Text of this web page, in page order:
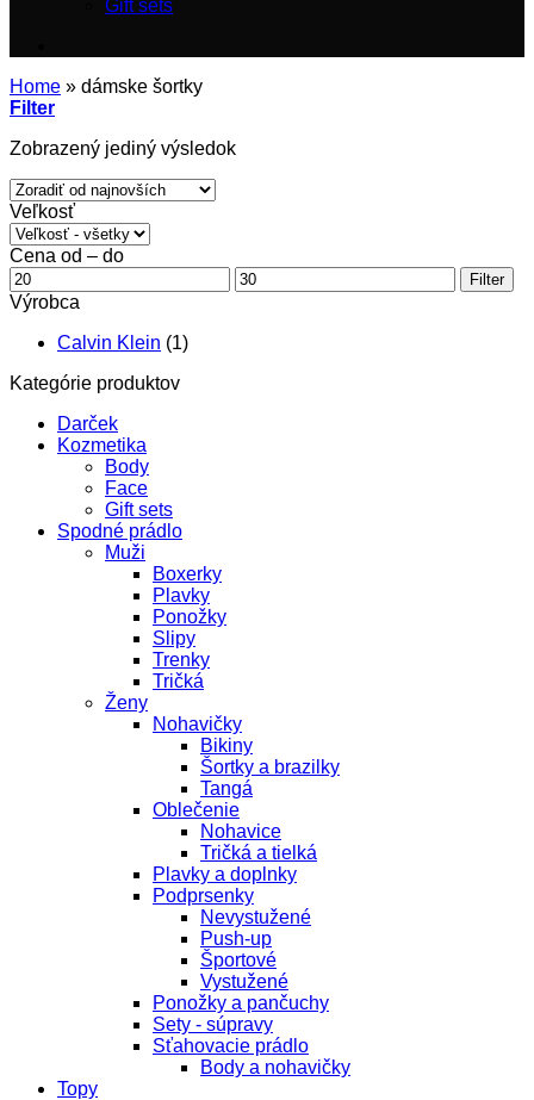
Gift sets
Home » dámske šortky
Filter
Zobrazený jediný výsledok
Veľkosť
Cena od – do
Minimálna
cena
Maximálna
cena
Filter
Výrobca
Calvin Klein (1)
Kategórie produktov
Darček
Kozmetika
Body
Face
Gift sets
Spodné prádlo
Muži
Boxerky
Plavky
Ponožky
Slipy
Trenky
Tričká
Ženy
Nohavičky
Bikiny
Šortky a brazilky
Tangá
Oblečenie
Nohavice
Tričká a tielká
Plavky a doplnky
Podprsenky
Nevystužené
Push-up
Športové
Vystužené
Ponožky a pančuchy
Sety - súpravy
Sťahovacie prádlo
Body a nohavičky
Topy